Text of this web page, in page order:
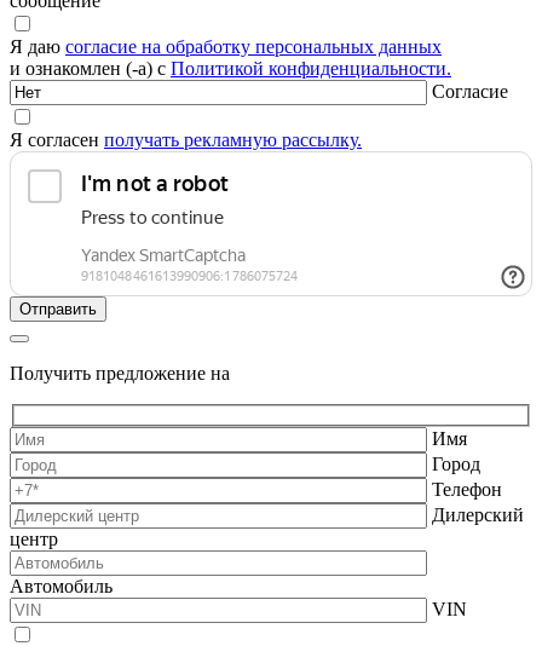
Я даю согласие на обработку персональных данных
и ознакомлен (-а) с Политикой конфиденциальности.
Согласие
Я согласен получать рекламную рассылку.
Получить предложение на
Имя
Город
Телефон
Дилерский
центр
Автомобиль
VIN